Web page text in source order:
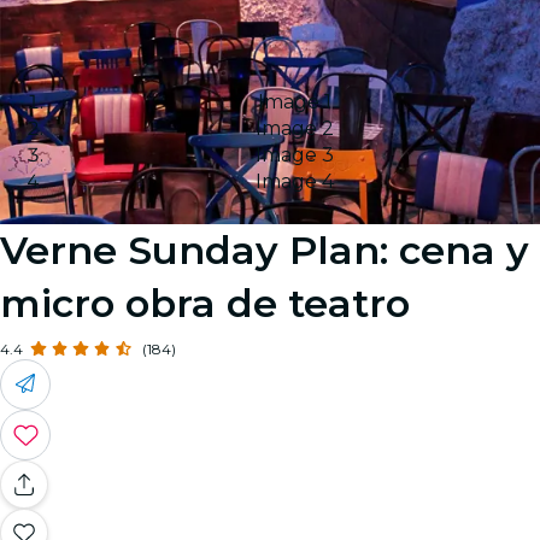
Image 1
Image 2
Image 3
Image 4
Verne Sunday Plan: cena y
micro obra de teatro
4.4 (184)